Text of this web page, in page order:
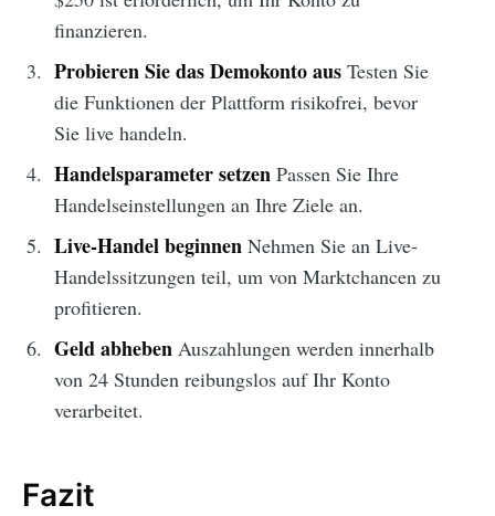
finanzieren.
Probieren Sie das Demokonto ausTesten Sie
die Funktionen der Plattform risikofrei, bevor
Sie live handeln.
Handelsparameter setzenPassen Sie Ihre
Handelseinstellungen an Ihre Ziele an.
Live-Handel beginnenNehmen Sie an Live-
Handelssitzungen teil, um von Marktchancen zu
profitieren.
Geld abhebenAuszahlungen werden innerhalb
von 24 Stunden reibungslos auf Ihr Konto
verarbeitet.
Fazit